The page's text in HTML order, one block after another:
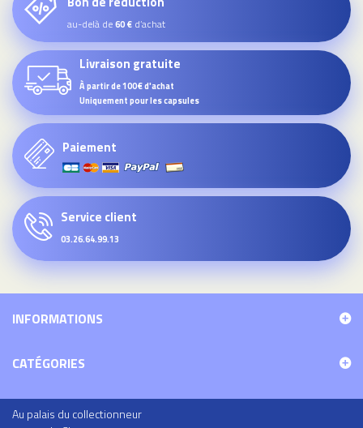
au-delà de60 € d’achat
Livraison gratuite
À partir de 100€ d'achat
Uniquement pour les capsules
Paiement
Service client
03.26.64.99.13
INFORMATIONS
CATÉGORIES
Au palais du collectionneur